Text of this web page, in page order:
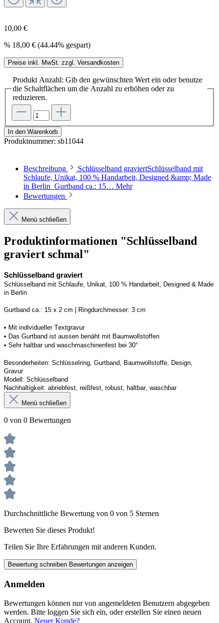
10,00 €
% 18,00 € (44.44% gespart)
Preise inkl. MwSt. zzgl. Versandkosten
Produkt Anzahl: Gib den gewünschten Wert ein oder benutze
die Schaltflächen um die Anzahl zu erhöhen oder zu
reduzieren.
In den Warenkorb
Produktnummer: sb11044
Beschreibung
Schlüsselband graviertSchlüsselband mit
Schlaufe, Unikat, 100 % Handarbeit, Designed &amp; Made
in Berlin Gurtband ca.: 15… Mehr
Bewertungen
Menü schließen
Produktinformationen "Schlüsselband
graviert schmal"
Schlüsselband graviert
Schlüsselband mit Schlaufe, Unikat, 100 % Handarbeit, Designed & Made
in Berlin
Gurtband ca.: 15 x 2 cm | Ringdurchmesser: 3 cm
• Mit individueller Textgravur
• Das Gurtband ist aussen benäht mit Baumwollstoffen
• Sehr haltbar und waschmaschinenfest bei 30°
Besonderheiten: Schlüsselring, Gurtband, Baumwollstoffe, Design,
Gravur
Modell: Schlüsselband
Nachhaltigkeit: abriebfest, reißfest, robust, haltbar, waschbar
Menü schließen
0 von 0 Bewertungen
Durchschnittliche Bewertung von 0 von 5 Sternen
Bewerten Sie dieses Produkt!
Teilen Sie Ihre Erfahrungen mit anderen Kunden.
Bewertung schreiben Bewertungen anzeigen
Anmelden
Bewertungen können nur von angemeldeten Benutzern abgegeben
werden. Bitte loggen Sie sich ein, oder erstellen Sie einen neuen
Account. Neuer Kunde?